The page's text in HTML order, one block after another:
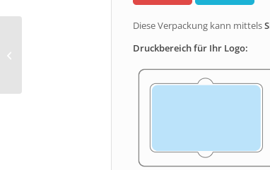
Diese Verpackung kann mittels
Druckbereich für Ihr Logo: